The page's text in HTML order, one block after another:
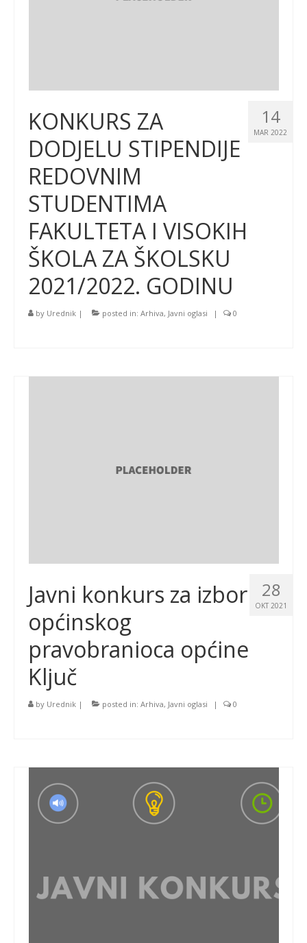
14
MAR 2022
KONKURS ZA
DODJELU STIPENDIJE
REDOVNIM
STUDENTIMA
FAKULTETA I VISOKIH
ŠKOLA ZA ŠKOLSKU
2021/2022. GODINU
by Urednik | posted in: Arhiva, Javni oglasi | 0
28
OKT 2021
Javni konkurs za izbor
općinskog
pravobranioca općine
Ključ
by Urednik | posted in: Arhiva, Javni oglasi | 0